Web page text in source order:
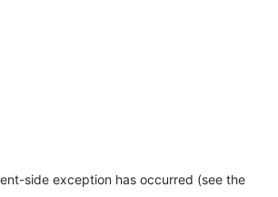
side exception has occurred (see the